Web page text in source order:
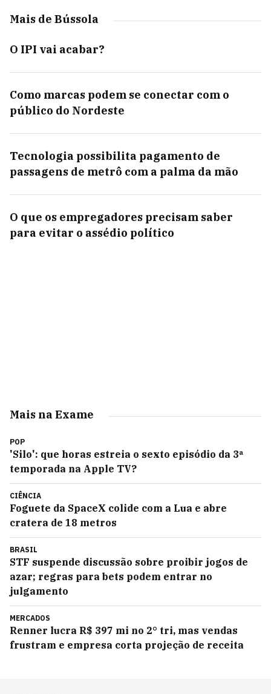
Mais de Bússola
O IPI vai acabar?
Como marcas podem se conectar com o
público do Nordeste
Tecnologia possibilita pagamento de
passagens de metrô com a palma da mão
O que os empregadores precisam saber
para evitar o assédio político
Mais na Exame
POP
'Silo': que horas estreia o sexto episódio da 3ª
temporada na Apple TV?
CIÊNCIA
Foguete da SpaceX colide com a Lua e abre
cratera de 18 metros
BRASIL
STF suspende discussão sobre proibir jogos de
azar; regras para bets podem entrar no
julgamento
MERCADOS
Renner lucra R$ 397 mi no 2° tri, mas vendas
frustram e empresa corta projeção de receita